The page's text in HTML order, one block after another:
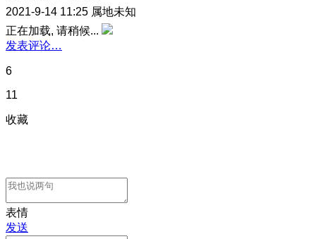
2021-9-14 11:25 属地未知
正在加载, 请稍候...
发表评论…
6
11
收藏
表情
发送